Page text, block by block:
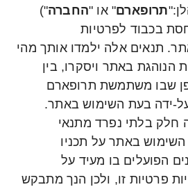
תרופארם" או "החברה")
בכבוד לפרטיות
תנאים אלה ילמדו אותך מהי
הנוהגת באתר ויסקרו, בין
שבו משתמשת תרופארם
ידה בעת השימוש באתר.
חלק בלתי נפרד מתנאי
באתר על תכניו
הפועלים בו מעיד על
פרטיות זו, ולכן הנך מתבקש